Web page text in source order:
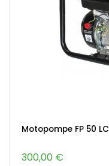
Motopompe FP 50 LC
300,00 €